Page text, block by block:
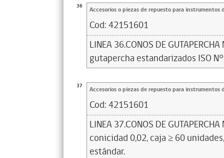
36 Accesorios o piezas de repuesto para instrumentos
Cod: 42151601
LINEA 36.CONOS DE
gutapercha estandarizados ISO
37 Accesorios o piezas de repuesto para instrumentos
Cod: 42151601
LINEA 37.CONOS DE
conicidad 0,02, caja ≥ 60
estándar.